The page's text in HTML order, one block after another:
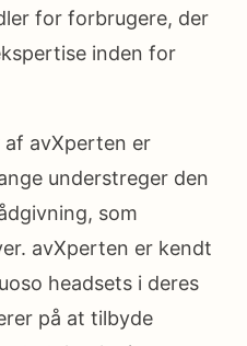
for forbrugere, der
inden for
af avXperten er
understreger den
som
avXperten er kendt
headsets i deres
på at tilbyde